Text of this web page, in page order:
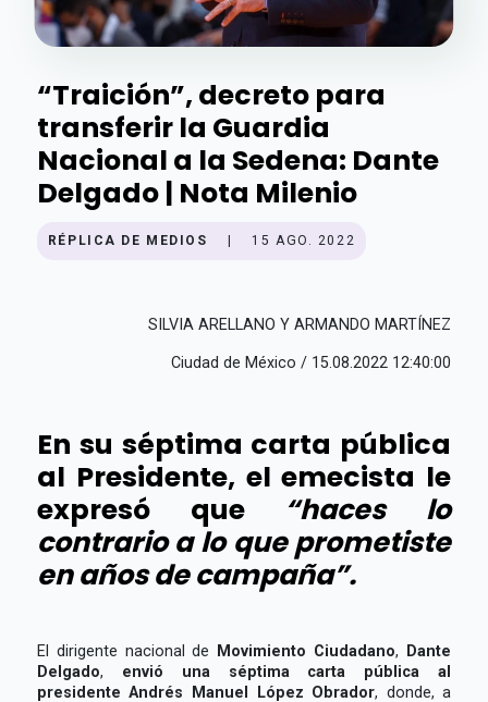
“Traición”, decreto para
transferir la Guardia
Nacional a la Sedena: Dante
Delgado | Nota Milenio
RÉPLICA DE MEDIOS 15 AGO. 2022
SILVIA ARELLANO Y ARMANDO MARTÍNEZ
Ciudad de México / 15.08.2022 12:40:00
En su séptima carta pública
al Presidente, el emecista le
expresó que
“haces lo
contrario a lo que prometiste
en años de campaña”.
El dirigente nacional de Movimiento Ciudadano,
Dante
Delgado, envió una séptima carta pública al
presidente Andrés Manuel López Obrador, donde, a